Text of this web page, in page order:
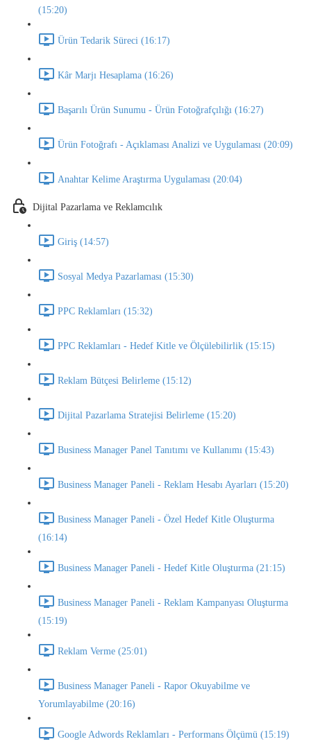
(15:20)
Ürün Tedarik Süreci (16:17)
Kâr Marjı Hesaplama (16:26)
Başarılı Ürün Sunumu - Ürün Fotoğrafçılığı (16:27)
Ürün Fotoğrafı - Açıklaması Analizi ve Uygulaması (20:09)
Anahtar Kelime Araştırma Uygulaması (20:04)
Dijital Pazarlama ve Reklamcılık
Giriş (14:57)
Sosyal Medya Pazarlaması (15:30)
PPC Reklamları (15:32)
PPC Reklamları - Hedef Kitle ve Ölçülebilirlik (15:15)
Reklam Bütçesi Belirleme (15:12)
Dijital Pazarlama Stratejisi Belirleme (15:20)
Business Manager Panel Tanıtımı ve Kullanımı (15:43)
Business Manager Paneli - Reklam Hesabı Ayarları (15:20)
Business Manager Paneli - Özel Hedef Kitle Oluşturma
(16:14)
Business Manager Paneli - Hedef Kitle Oluşturma (21:15)
Business Manager Paneli - Reklam Kampanyası Oluşturma
(15:19)
Reklam Verme (25:01)
Business Manager Paneli - Rapor Okuyabilme ve
Yorumlayabilme (20:16)
Google Adwords Reklamları - Performans Ölçümü (15:19)